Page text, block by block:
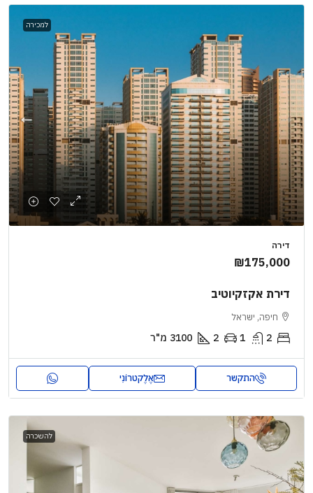
למכירה
דירה
₪175,000
דירת אקזקיוטיב
חיפה, ישראל
2
1
2
3100 מ"ר
התקשר אֶלֶקטרוֹנִי
להשכרה